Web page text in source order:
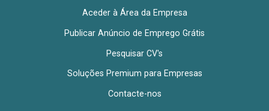
Aceder à Área da Empresa
Publicar Anúncio de Emprego Grátis
Pesquisar CV's
Soluções Premium para Empresas
Contacte-nos